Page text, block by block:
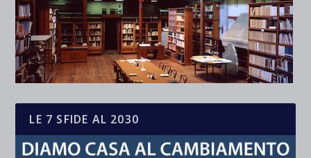
LE 7 SFIDE AL 2030